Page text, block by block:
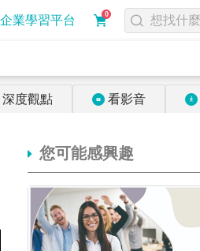
企業學習平台 0
深度觀點 看影音
您可能感興趣